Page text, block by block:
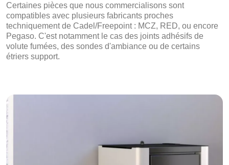
Certaines pièces que nous commercialisons sont
compatibles avec plusieurs fabricants proches
techniquement de Cadel/Freepoint : MCZ, RED, ou encore
Pegaso. C'est notamment le cas des joints adhésifs de
volute fumées, des sondes d'ambiance ou de certains
étriers support.